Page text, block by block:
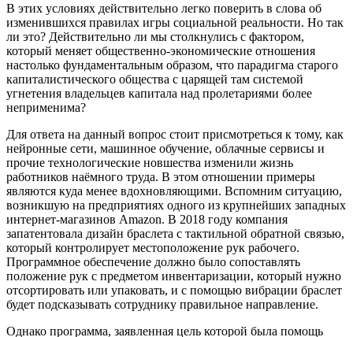
В этих условиях действительно легко поверить в слова об
изменившихся правилах игры социальной реальности. Но так
ли это? Действительно ли мы столкнулись с фактором,
который меняет общественно-экономические отношения
настолько фундаментальным образом, что парадигма старого
капиталистического общества с царящей там системой
угнетения владельцев капитала над пролетариями более
неприменима?
Для ответа на данный вопрос стоит присмотреться к тому, как
нейронные сети, машинное обучение, облачные сервисы и
прочие технологические новшества изменили жизнь
работников наёмного труда. В этом отношении примеры
являются куда менее вдохновляющими. Вспомним ситуацию,
возникшую на предприятиях одного из крупнейших западных
интернет-магазинов Amazon. В 2018 году компания
запатентовала дизайн браслета с тактильной обратной связью,
который контролирует местоположение рук рабочего.
Программное обеспечение должно было сопоставлять
положение рук с предметом инвентаризации, который нужно
отсортировать или упаковать, и с помощью вибрации браслет
будет подсказывать сотруднику правильное направление.
Однако программа, заявленная цель которой была помощь